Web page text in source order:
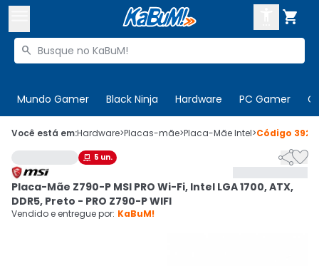

Buscar produtos

Mundo Gamer Black Ninja Hardware PC Gamer
 Olá. Acesse sua conta
 Departamentos
Cupons
CADASTRE-SE
Você está em:Hardware>Placas-mãe>Placa-Mãe Intel>Código
 5 un. 
Placa-Mãe Z790-P MSI PRO Wi-Fi, Intel LGA 1700, ATX,
DDR5, Preto - PRO Z790-P WIFI
Vendido e entregue por: KaBuM!